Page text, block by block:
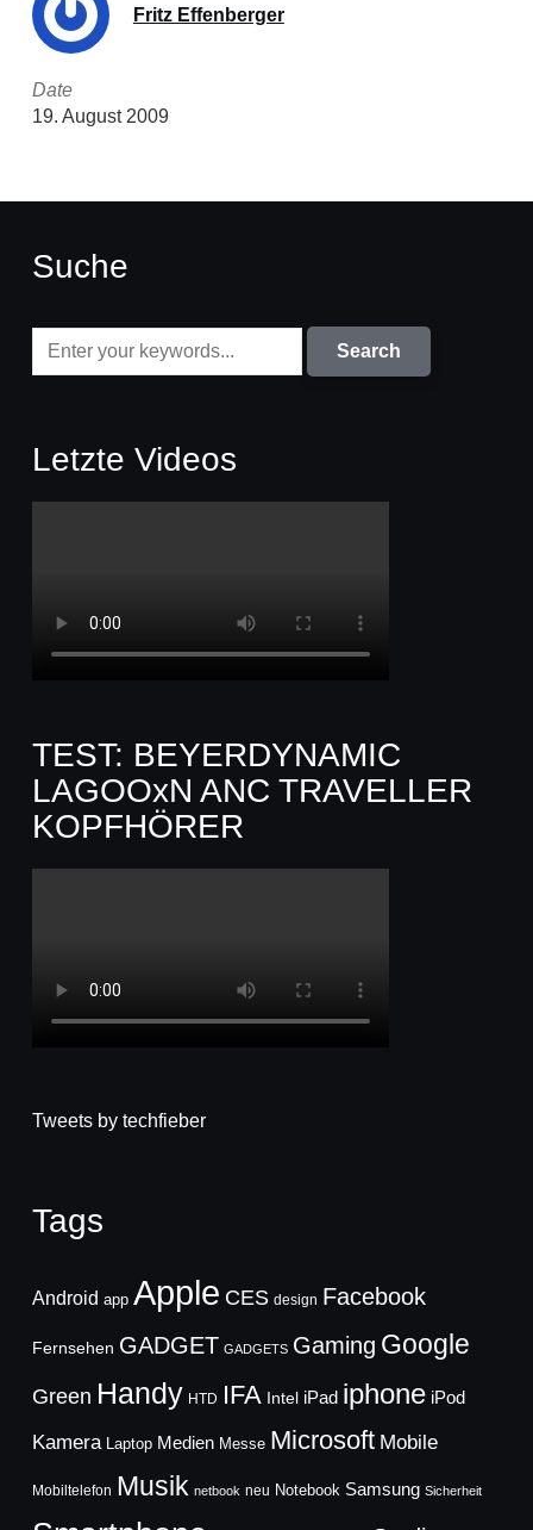
Fritz Effenberger
Date
19. August 2009
Suche
Letzte Videos
TEST: BEYERDYNAMIC
LAGOOxN ANC TRAVELLER
KOPFHÖRER
Tweets by techfieber
Tags
Android app Apple CES design Facebook
Fernsehen GADGET GADGETS Gaming Google
Green Handy HTD IFA Intel iPad iphone iPod
Kamera Laptop Medien Messe Microsoft Mobile
Mobiltelefon Musik netbook neu Notebook Samsung Sicherheit